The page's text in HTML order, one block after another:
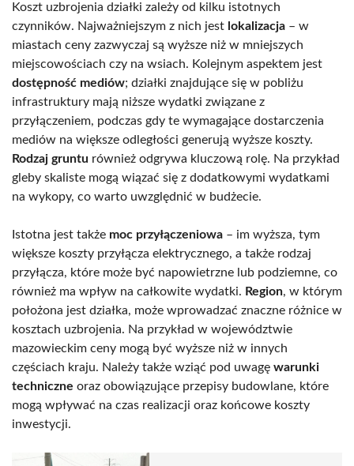
Koszt uzbrojenia działki zależy od kilku istotnych
czynników. Najważniejszym z nich jest lokalizacja – w
miastach ceny zazwyczaj są wyższe niż w mniejszych
miejscowościach czy na wsiach. Kolejnym aspektem jest
dostępność mediów; działki znajdujące się w pobliżu
infrastruktury mają niższe wydatki związane z
przyłączeniem, podczas gdy te wymagające dostarczenia
mediów na większe odległości generują wyższe koszty.
Rodzaj gruntu również odgrywa kluczową rolę. Na przykład
gleby skaliste mogą wiązać się z dodatkowymi wydatkami
na wykopy, co warto uwzględnić w budżecie.
Istotna jest także moc przyłączeniowa – im wyższa, tym
większe koszty przyłącza elektrycznego, a także rodzaj
przyłącza, które może być napowietrzne lub podziemne, co
również ma wpływ na całkowite wydatki. Region, w którym
położona jest działka, może wprowadzać znaczne różnice w
kosztach uzbrojenia. Na przykład w województwie
mazowieckim ceny mogą być wyższe niż w innych
częściach kraju. Należy także wziąć pod uwagę warunki
techniczne oraz obowiązujące przepisy budowlane, które
mogą wpływać na czas realizacji oraz końcowe koszty
inwestycji.